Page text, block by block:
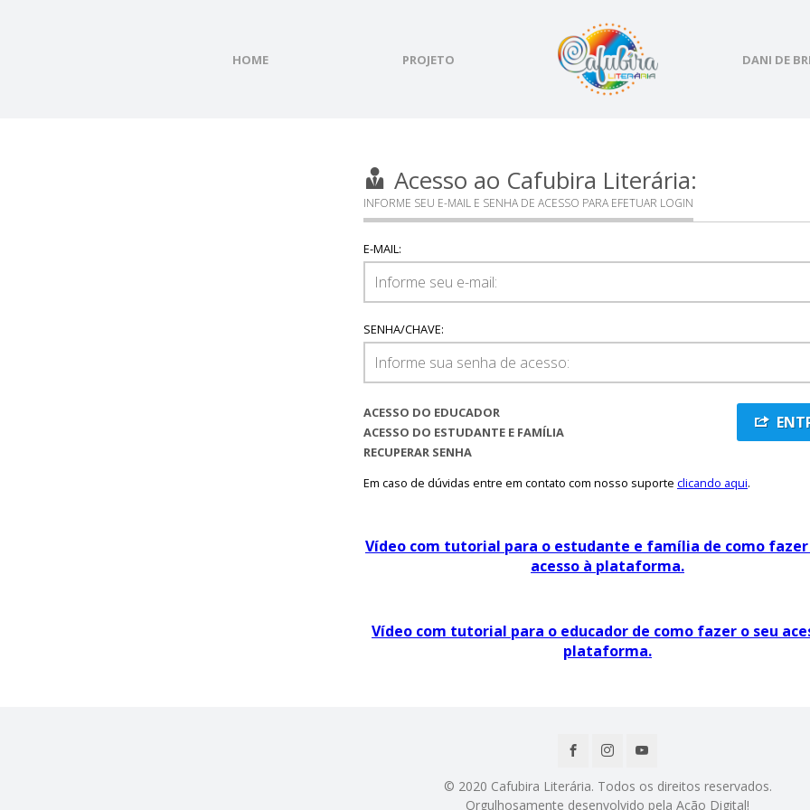
HOME PROJETO DANI DE
Acesso ao Cafubira Literária:
INFORME SEU E-MAIL E SENHA DE ACESSO PARA EFETUAR LOGIN
E-MAIL:
SENHA/CHAVE:
ACESSO DO EDUCADOR
ACESSO DO ESTUDANTE E FAMÍLIA
RECUPERAR SENHA
Em caso de dúvidas entre em contato com nosso suporte clicando aqui.
Vídeo com tutorial para o estudante e família de como fazer
acesso à plataforma.
Vídeo com tutorial para o educador de como fazer o seu
plataforma.
© 2020 Cafubira Literária. Todos os direitos reservados.
Orgulhosamente desenvolvido pela Ação Digital!